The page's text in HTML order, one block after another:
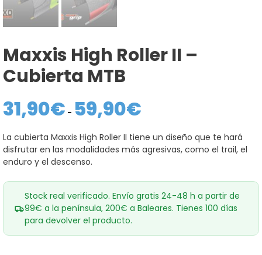
Maxxis High Roller II –
Cubierta MTB
31,90€ - 59,90€
31,90€
hasta
La cubierta Maxxis High Roller II tiene un diseño que te hará
disfrutar en las modalidades más agresivas, como el trail, el
enduro y el descenso.
Stock real verificado. Envío gratis 24-48 h a partir de
99€ a la península, 200€ a Baleares. Tienes 100 días
para devolver el producto.